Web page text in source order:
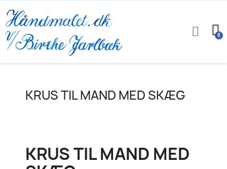
KRUS TIL MAND MED SKÆG
KRUS TIL MAND MED